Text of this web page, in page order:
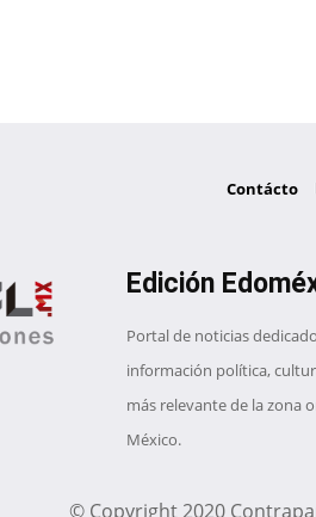
Contácto
Edición
Portal de noticias
información política,
más relevante de la zona
México.
© Copyright 2020